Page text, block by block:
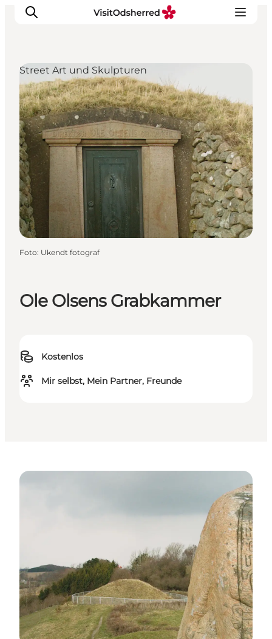
Events
Erlebnisse
Essen
Unterkünfte
Nützliches
Ole Olsens Grabkammer
Kostenlos
Mir selbst, Mein Partner, Freunde
Street Art und Skulpturen
Foto: Ukendt fotograf